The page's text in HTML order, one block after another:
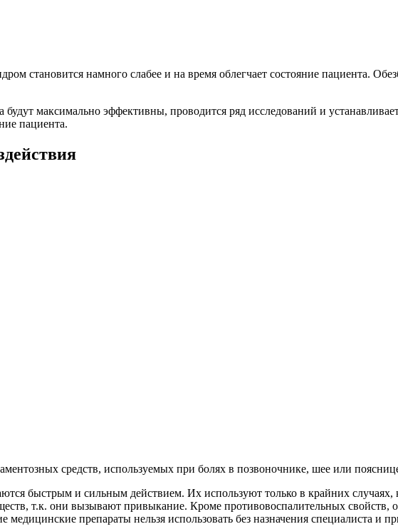
становится намного слабее и на время облегчает состояние пациента.
будут максимально эффективны, проводится ряд исследований и
пациента.
средств, используемых при болях в позвоночнике, шее или
быстрым и сильным действием. Их используют только в крайних случаях,
т.к. они вызывают привыкание. Кроме противовоспалительных
препараты нельзя использовать без назначения специалиста и